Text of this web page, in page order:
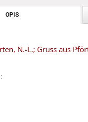
OPIS
N.-L.; Gruss aus